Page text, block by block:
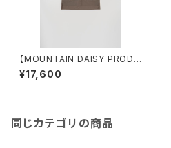
【MOUNTAIN DAISY PRODU
CTS】Hau Hike Shirt
¥17,600
同じカテゴリの商品